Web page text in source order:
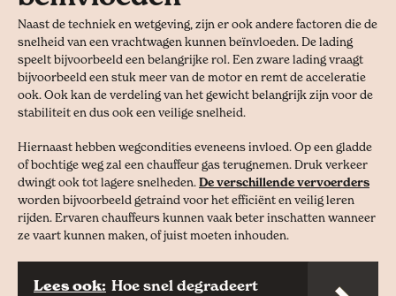
Naast de techniek en wetgeving, zijn er ook andere factoren die de
snelheid van een vrachtwagen kunnen beïnvloeden. De lading
speelt bijvoorbeeld een belangrijke rol. Een zware lading vraagt
bijvoorbeeld een stuk meer van de motor en remt de acceleratie
ook. Ook kan de verdeling van het gewicht belangrijk zijn voor de
stabiliteit en dus ook een veilige snelheid.
Hiernaast hebben wegcondities eveneens invloed. Op een gladde
of bochtige weg zal een chauffeur gas terugnemen. Druk verkeer
dwingt ook tot lagere snelheden.De verschillende vervoerders
worden bijvoorbeeld getraind voor het efficiënt en veilig leren
rijden. Ervaren chauffeurs kunnen vaak beter inschatten wanneer
ze vaart kunnen maken, of juist moeten inhouden.
Lees ook: Hoe snel degradeert